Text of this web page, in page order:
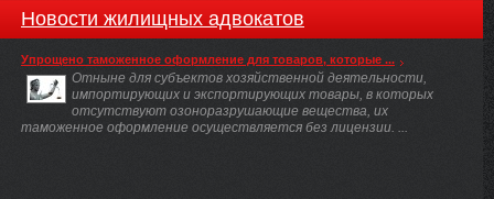
Новости жилищных адвокатов
Упрощено таможенное оформление для товаров, которые ...
Отныне для субъектов хозяйственной деятельности,
импортирующих и экспортирующих товары, в которых
отсутствуют озоноразрушающие вещества, их
таможенное оформление осуществляется без лицензии. ...